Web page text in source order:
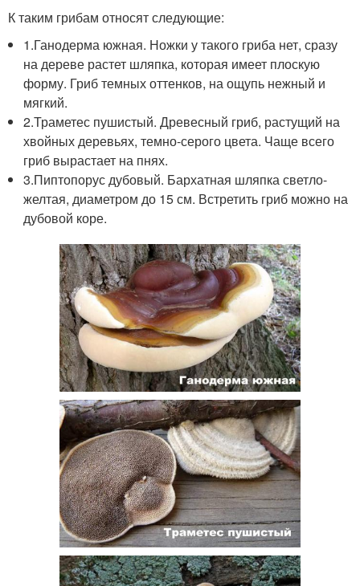
К таким грибам относят следующие:
1.Ганодерма южная. Ножки у такого гриба нет, сразу
на дереве растет шляпка, которая имеет плоскую
форму. Гриб темных оттенков, на ощупь нежный и
мягкий.
2.Траметес пушистый. Древесный гриб, растущий на
хвойных деревьях, темно-серого цвета. Чаще всего
гриб вырастает на пнях.
3.Пиптопорус дубовый. Бархатная шляпка светло-
желтая, диаметром до 15 см. Встретить гриб можно на
дубовой коре.